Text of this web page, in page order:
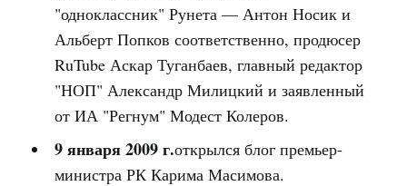
"одноклассник" Рунета — Антон Носик и
Альберт Попков соответственно, продюсер
RuTube Аскар Туганбаев, главный редактор
"НОП" Александр Милицкий и заявленный
от ИА "Регнум" Модест Колеров.
9 января 2009 г.открылся блог премьер-
министра РК Карима Масимова.